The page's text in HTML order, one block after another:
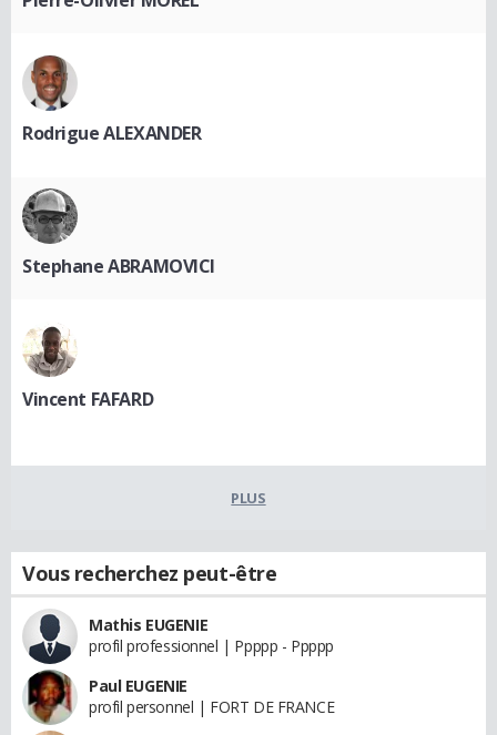
Rodrigue ALEXANDER
Stephane ABRAMOVICI
Vincent FAFARD
PLUS
Vous recherchez peut-être
Mathis EUGENIE
profil professionnel | Ppppp - Ppppp
Paul EUGENIE
profil personnel | FORT DE FRANCE